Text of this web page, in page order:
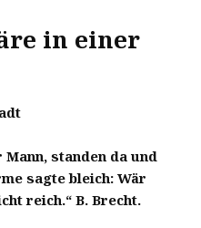
in einer
standen da und
sagte bleich: Wär
reich.“ B. Brecht.